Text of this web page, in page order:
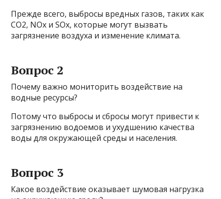
Прежде всего, выбросы вредных газов, таких как
СО2, NOx и SOx, которые могут вызвать
загрязнение воздуха и изменение климата.
Вопрос 2
Почему важно мониторить воздействие на
водные ресурсы?
Потому что выбросы и сбросы могут привести к
загрязнению водоемов и ухудшению качества
воды для окружающей среды и населения.
Вопрос 3
Какое воздействие оказывает шумовая нагрузка